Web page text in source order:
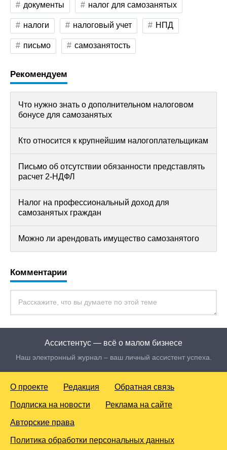
документы налог для самозанятых
налоги налоговый учет НПД
письмо самозанятость
Рекомендуем
Что нужно знать о дополнительном налоговом
бонусе для самозанятых
Кто относится к крупнейшим налогоплательщикам
Письмо об отсутствии обязанности представлять
расчет 2-НДФЛ
Налог на профессиональный доход для
самозанятых граждан
Можно ли арендовать имущество самозанятого
Комментарии
Ассистентус — всё о малом бизнесе
Наш электронный журнал – ваш личный ассистент успеха.
О проекте Редакция Обратная связь
Подписка на новости Реклама на сайте
Авторские права
Политика обработки персональных данных